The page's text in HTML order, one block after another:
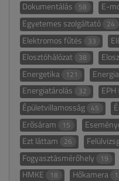
Dokumentálás 58 E-
Egyetemes szolgáltató 24
Elektromos fűtés 33
Elosztóhálózat 38
Energetika 121
Energiatárolás 32 EPH
Épületvillamosság 45
Erősáram 15
Ezt láttam 26
Fogyasztásmérőhely 19
HMKE 18 Hőkamera